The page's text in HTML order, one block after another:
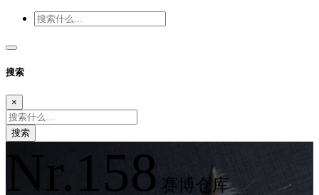
搜索
×
搜索
Nr.158 赛博仓库